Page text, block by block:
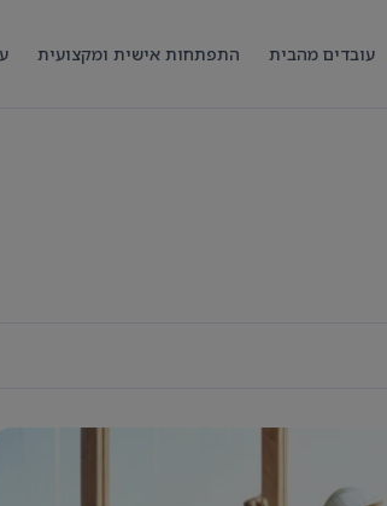
עובדים מהבית התפתחות אישית ומקצועית